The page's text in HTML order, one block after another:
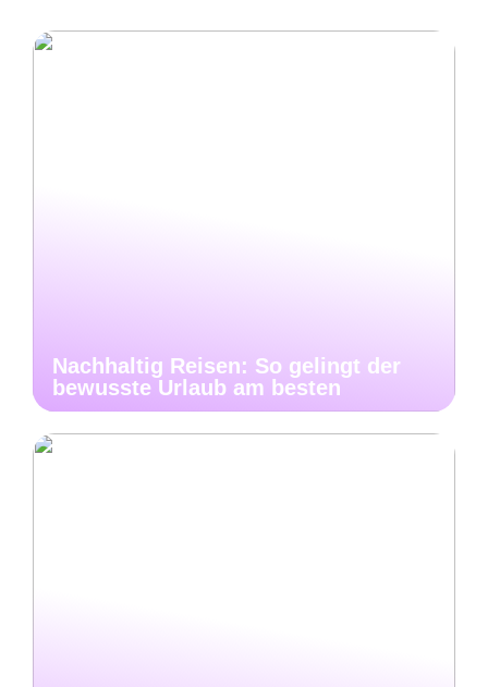
Nachhaltig Reisen: So gelingt der
bewusste Urlaub am besten